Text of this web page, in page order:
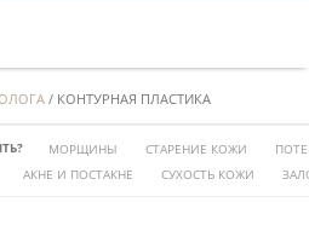
/ КОНТУРНАЯ ПЛАСТИКА
МОРЩИНЫ СТАРЕНИЕ КОЖИ
АКНЕ И ПОСТАКНЕ СУХОСТЬ КОЖИ